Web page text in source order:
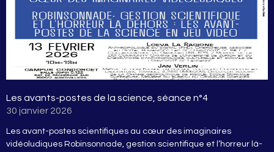
Les avants-postes de la science, séance n°4
30 janvier 2026
Les avant-postes scientifiques au cœur des imaginaires
vidéoludiques Robinsonnade, gestion scientifique et l’horreur là-